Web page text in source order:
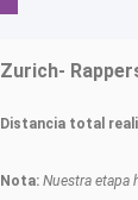
Zurich-
Distancia total
Nota: Nuestra etapa